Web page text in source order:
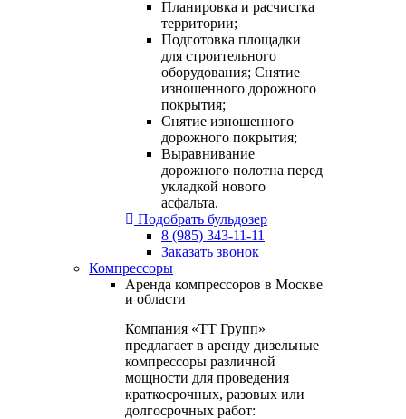
Планировка и расчистка
территории;
Подготовка площадки
для строительного
оборудования; Снятие
изношенного дорожного
покрытия;
Снятие изношенного
дорожного покрытия;
Выравнивание
дорожного полотна перед
укладкой нового
асфальта.
Подобрать бульдозер
8 (985) 343-11-11
Заказать звонок
Компрессоры
Аренда компрессоров в Москве
и области
Компания «ТТ Групп»
предлагает в аренду дизельные
компрессоры различной
мощности для проведения
краткосрочных, разовых или
долгосрочных работ: